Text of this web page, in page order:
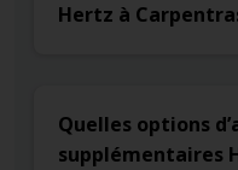
Hertz à
Quelles options
supplémentaires